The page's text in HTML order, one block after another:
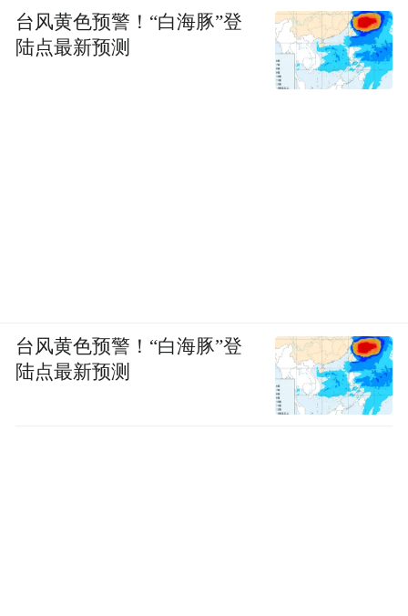
台风黄色预警！“白海豚”登
陆点最新预测
台风黄色预警！“白海豚”登
陆点最新预测